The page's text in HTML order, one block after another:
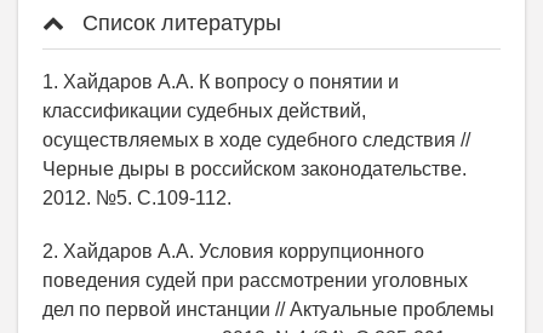
Список литературы
1. Хайдаров А.А. К вопросу о понятии и
классификации судебных действий,
осуществляемых в ходе судебного следствия //
Черные дыры в российском законодательстве.
2012. №5. С.109-112.
2. Хайдаров А.А. Условия коррупционного
поведения судей при рассмотрении уголовных
дел по первой инстанции // Актуальные проблемы